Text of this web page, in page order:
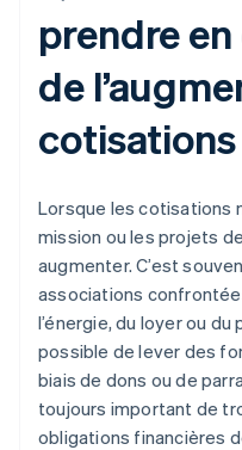
prendre
de
cotisations
Lorsque les cotisations
mission ou les projets
augmenter. C’est
associations
l’énergie, du loyer ou du
possible de lever des
biais de dons ou de
toujours important de
obligations financières